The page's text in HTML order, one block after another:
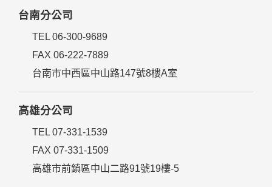
台南分公司
TEL 06-300-9689
FAX 06-222-7889
台南市中西區中山路147號8樓A室
高雄分公司
TEL 07-331-1539
FAX 07-331-1509
高雄市前鎮區中山二路91號19樓-5